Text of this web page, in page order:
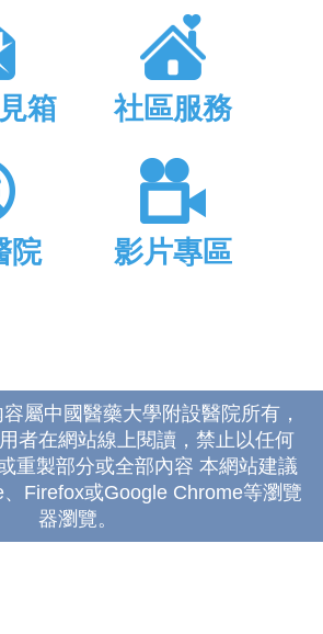
箱 社區服務
院 影片專區
屬中國醫藥大學附設醫院所有，
者在網站線上閱讀，禁止以任何
重製部分或全部內容 本網站建議
Firefox或Google Chrome等瀏覽
器瀏覽。